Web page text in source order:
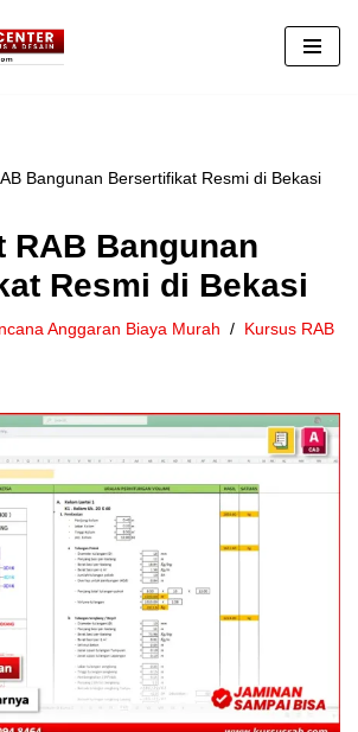
Bangunan Bersertifikat Resmi di Bekasi
RAB Bangunan
Resmi di Bekasi
Anggaran Biaya Murah Kursus RAB